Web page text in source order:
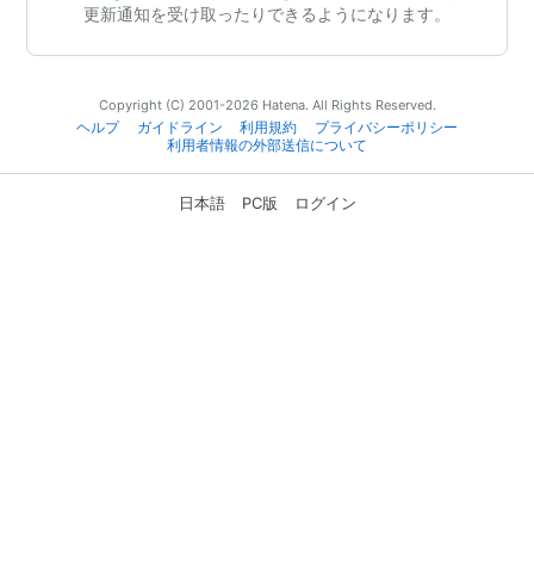
更新通知を受け取ったりできるようになります。
Copyright (C) 2001-2026 Hatena. All Rights Reserved.
ヘルプ
ガイドライン 利用規約
プライバシーポリシー
利用者情報の外部送信について
日本語 PC版 ログイン